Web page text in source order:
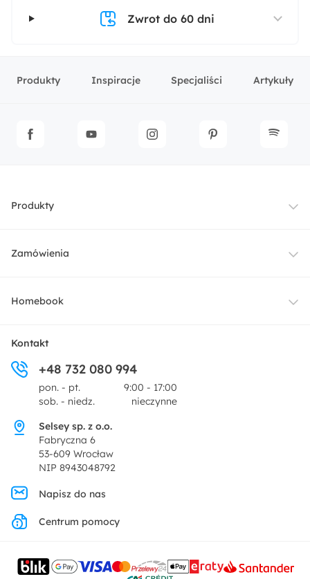
Zwrot do 60 dni
Produkty Inspiracje Specjaliści Artykuły
Produkty
Meble
Dekoracje i akcesoria
Promocje
Zamówienia
Dostawa
Zwroty
Pytania i odpowiedzi
Homebook
O nas
Centrum prasowe
Regulamin
Polityka prywatności
Ustawienia prywatności
Kontakt
Kontakt
+48 732 080 994
pon. - pt.
9:00 - 17:00
sob. - niedz.
nieczynne
Selsey sp. z o.o.
Fabryczna 6
53-609 Wrocław
NIP 8943048792
Napisz do nas
Centrum pomocy